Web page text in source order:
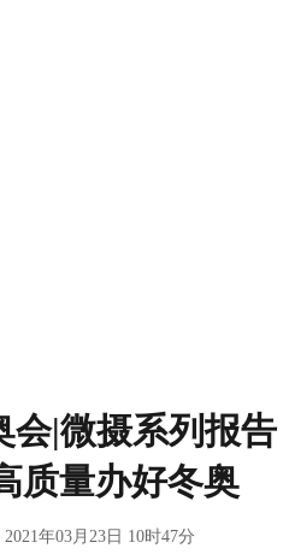
会|微摄系列报告
质量办好冬奥
2021年03月23日 10时47分